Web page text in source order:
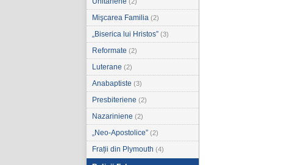
Mişcarea Familia (2)
„Biserica lui Hristos” (3)
Reformate (2)
Luterane (2)
Anabaptiste (3)
Presbiteriene (2)
Nazariniene (2)
„Neo-Apostolice” (2)
Frații din Plymouth (4)